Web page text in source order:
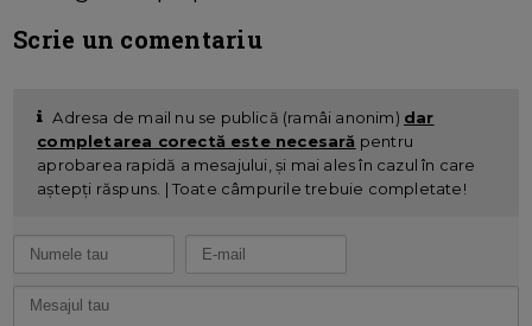
Scrie un comentariu
Adresa de mail nu se publică (ramâi anonim) dar
completarea corectă este necesară pentru
aprobarea rapidă a mesajului, și mai ales în cazul în care
aștepți răspuns. | Toate câmpurile trebuie completate!